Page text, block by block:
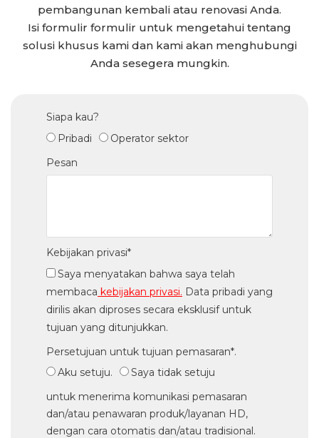
pembangunan kembali atau renovasi Anda.
Isi formulir formulir untuk mengetahui tentang
solusi khusus kami dan kami akan menghubungi
Anda sesegera mungkin.
Siapa kau?
Pribadi
Operator sektor
Pesan
Kebijakan privasi*
Saya menyatakan bahwa saya telah
membaca kebijakan privasi. Data pribadi yang
dirilis akan diproses secara eksklusif untuk
tujuan yang ditunjukkan.
Persetujuan untuk tujuan pemasaran*.
Aku setuju.
Saya tidak setuju
untuk menerima komunikasi pemasaran
dan/atau penawaran produk/layanan HD,
dengan cara otomatis dan/atau tradisional.